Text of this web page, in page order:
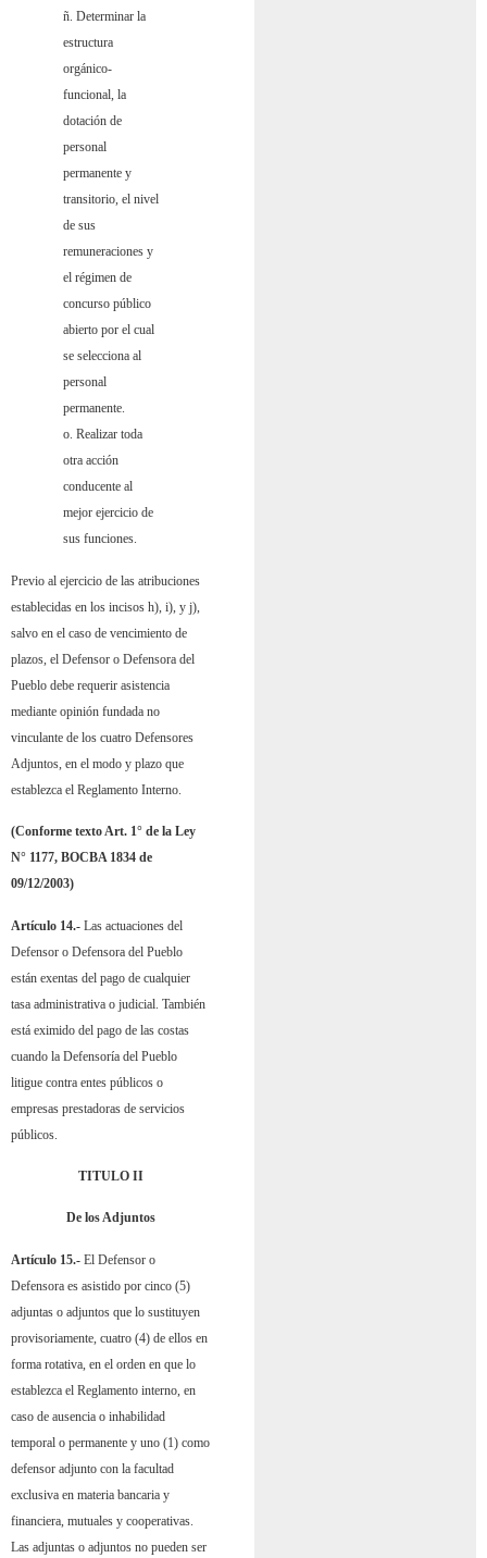
ñ. Determinar la
estructura
orgánico-
funcional, la
dotación de
personal
permanente y
transitorio, el nivel
de sus
remuneraciones y
el régimen de
concurso público
abierto por el cual
se selecciona al
personal
permanente.
o. Realizar toda
otra acción
conducente al
mejor ejercicio de
sus funciones.
Previo al ejercicio de las atribuciones
establecidas en los incisos h), i), y j),
salvo en el caso de vencimiento de
plazos, el Defensor o Defensora del
Pueblo debe requerir asistencia
mediante opinión fundada no
vinculante de los cuatro Defensores
Adjuntos, en el modo y plazo que
establezca el Reglamento Interno.
(Conforme texto Art. 1° de la Ley
N° 1177, BOCBA 1834 de
09/12/2003)
Artículo 14.- Las actuaciones del
Defensor o Defensora del Pueblo
están exentas del pago de cualquier
tasa administrativa o judicial. También
está eximido del pago de las costas
cuando la Defensoría del Pueblo
litigue contra entes públicos o
empresas prestadoras de servicios
públicos.
TITULO II
De los Adjuntos
Artículo 15.- El Defensor o
Defensora es asistido por cinco (5)
adjuntas o adjuntos que lo sustituyen
provisoriamente, cuatro (4) de ellos en
forma rotativa, en el orden en que lo
establezca el Reglamento interno, en
caso de ausencia o inhabilidad
temporal o permanente y uno (1) como
defensor adjunto con la facultad
exclusiva en materia bancaria y
financiera, mutuales y cooperativas.
Las adjuntas o adjuntos no pueden ser